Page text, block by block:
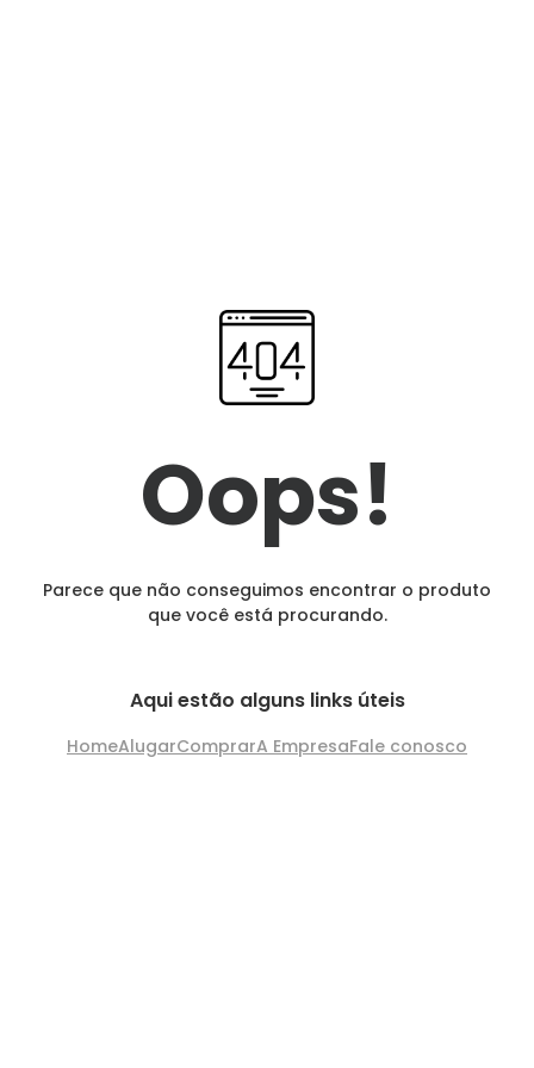
Oops!
Parece que não conseguimos encontrar o produto
que você está procurando.
Aqui estão alguns links úteis
HomeAlugarComprarA EmpresaFale conosco